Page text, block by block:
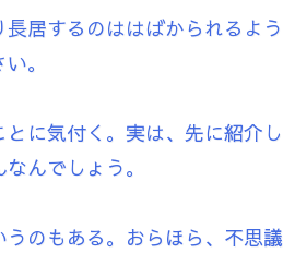
居するのははばかられるよう
。
に気付く。実は、先に紹介し
んでしょう。
のもある。おらほら、不思議